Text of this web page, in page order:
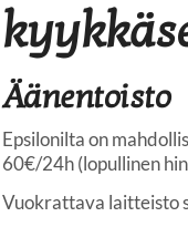
Äänentoisto
Epsilonilta on
60€/24h (lopullinen
Vuokrattava laitteisto